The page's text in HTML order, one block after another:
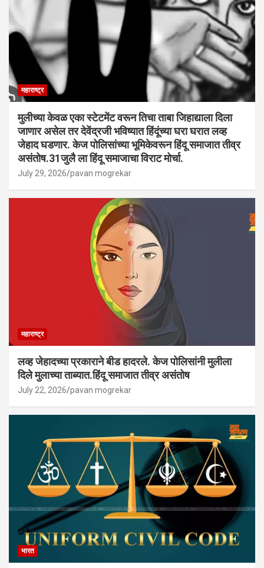
महाराष्ट्र
मुलीच्या केवळ एका स्टेटमेंट वरून तिचा ताबा जिहाद्याला दिला
जाणार असेल तर देवेंद्रजी भविष्यात हिंदूंच्या घरा घरात लव्ह
जेहाद घडणार. केज पोलिसांच्या भूमिकेवरून हिंदू समाजात तीव्र
असंतोष.31जुलै ला हिंदू समाजाचा विराट मोर्चा.
July 29, 2026 pavan mogrekar
महाराष्ट्र
लव्ह जेहादच्या प्रकाराने बीड हादरले. केज पोलिसांनी मुलीला
दिले मुलाच्या ताब्यात.हिंदू समाजात तीव्र असंतोष
July 22, 2026 pavan mogrekar
भारत